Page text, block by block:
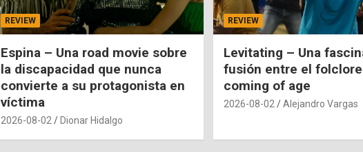
REVIEW
Espina – Una road movie sobre
la discapacidad que nunca
convierte a su protagonista en
víctima
2026-08-02 Dionar Hidalgo
REVIEW
Levitating – Una
fusión entre el
coming of age
2026-08-02 Alejandro Vargas